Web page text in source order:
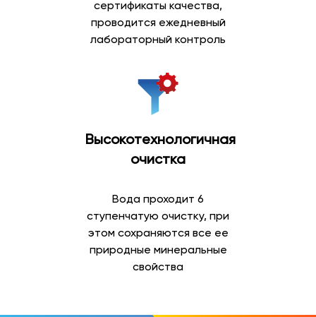
сертификаты качества,
проводится ежедневный
лабораторный контроль
Высокотехнологичная
очистка
Вода проходит 6
ступенчатую очистку, при
этом сохраняются все ее
природные минеральные
свойства